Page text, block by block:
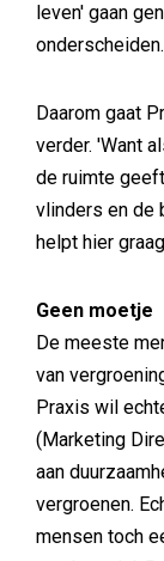
leven' gaan
onderscheiden.
Daarom gaat
verder. 'Want
de ruimte
vlinders en de
helpt hier
Geen moetje
De meeste
van
Praxis wil
(Marketing
aan
vergroenen.
mensen toch